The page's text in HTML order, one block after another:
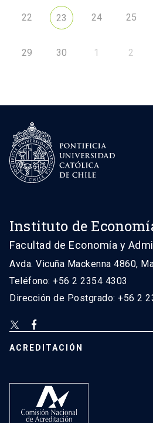
22 23 24 25
29 30 1 2
Instituto de
Facultad de Economía y
Avda. Vicuña Mackenna 4860,
Teléfono: +56 2 2354 4303
Dirección de Postgrado: +56 2
ACREDITACIÓN